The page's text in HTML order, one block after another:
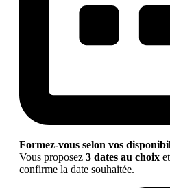
Formez-vous selon vos
Vous proposez 3 dates au choix
confirme la date souhaitée.